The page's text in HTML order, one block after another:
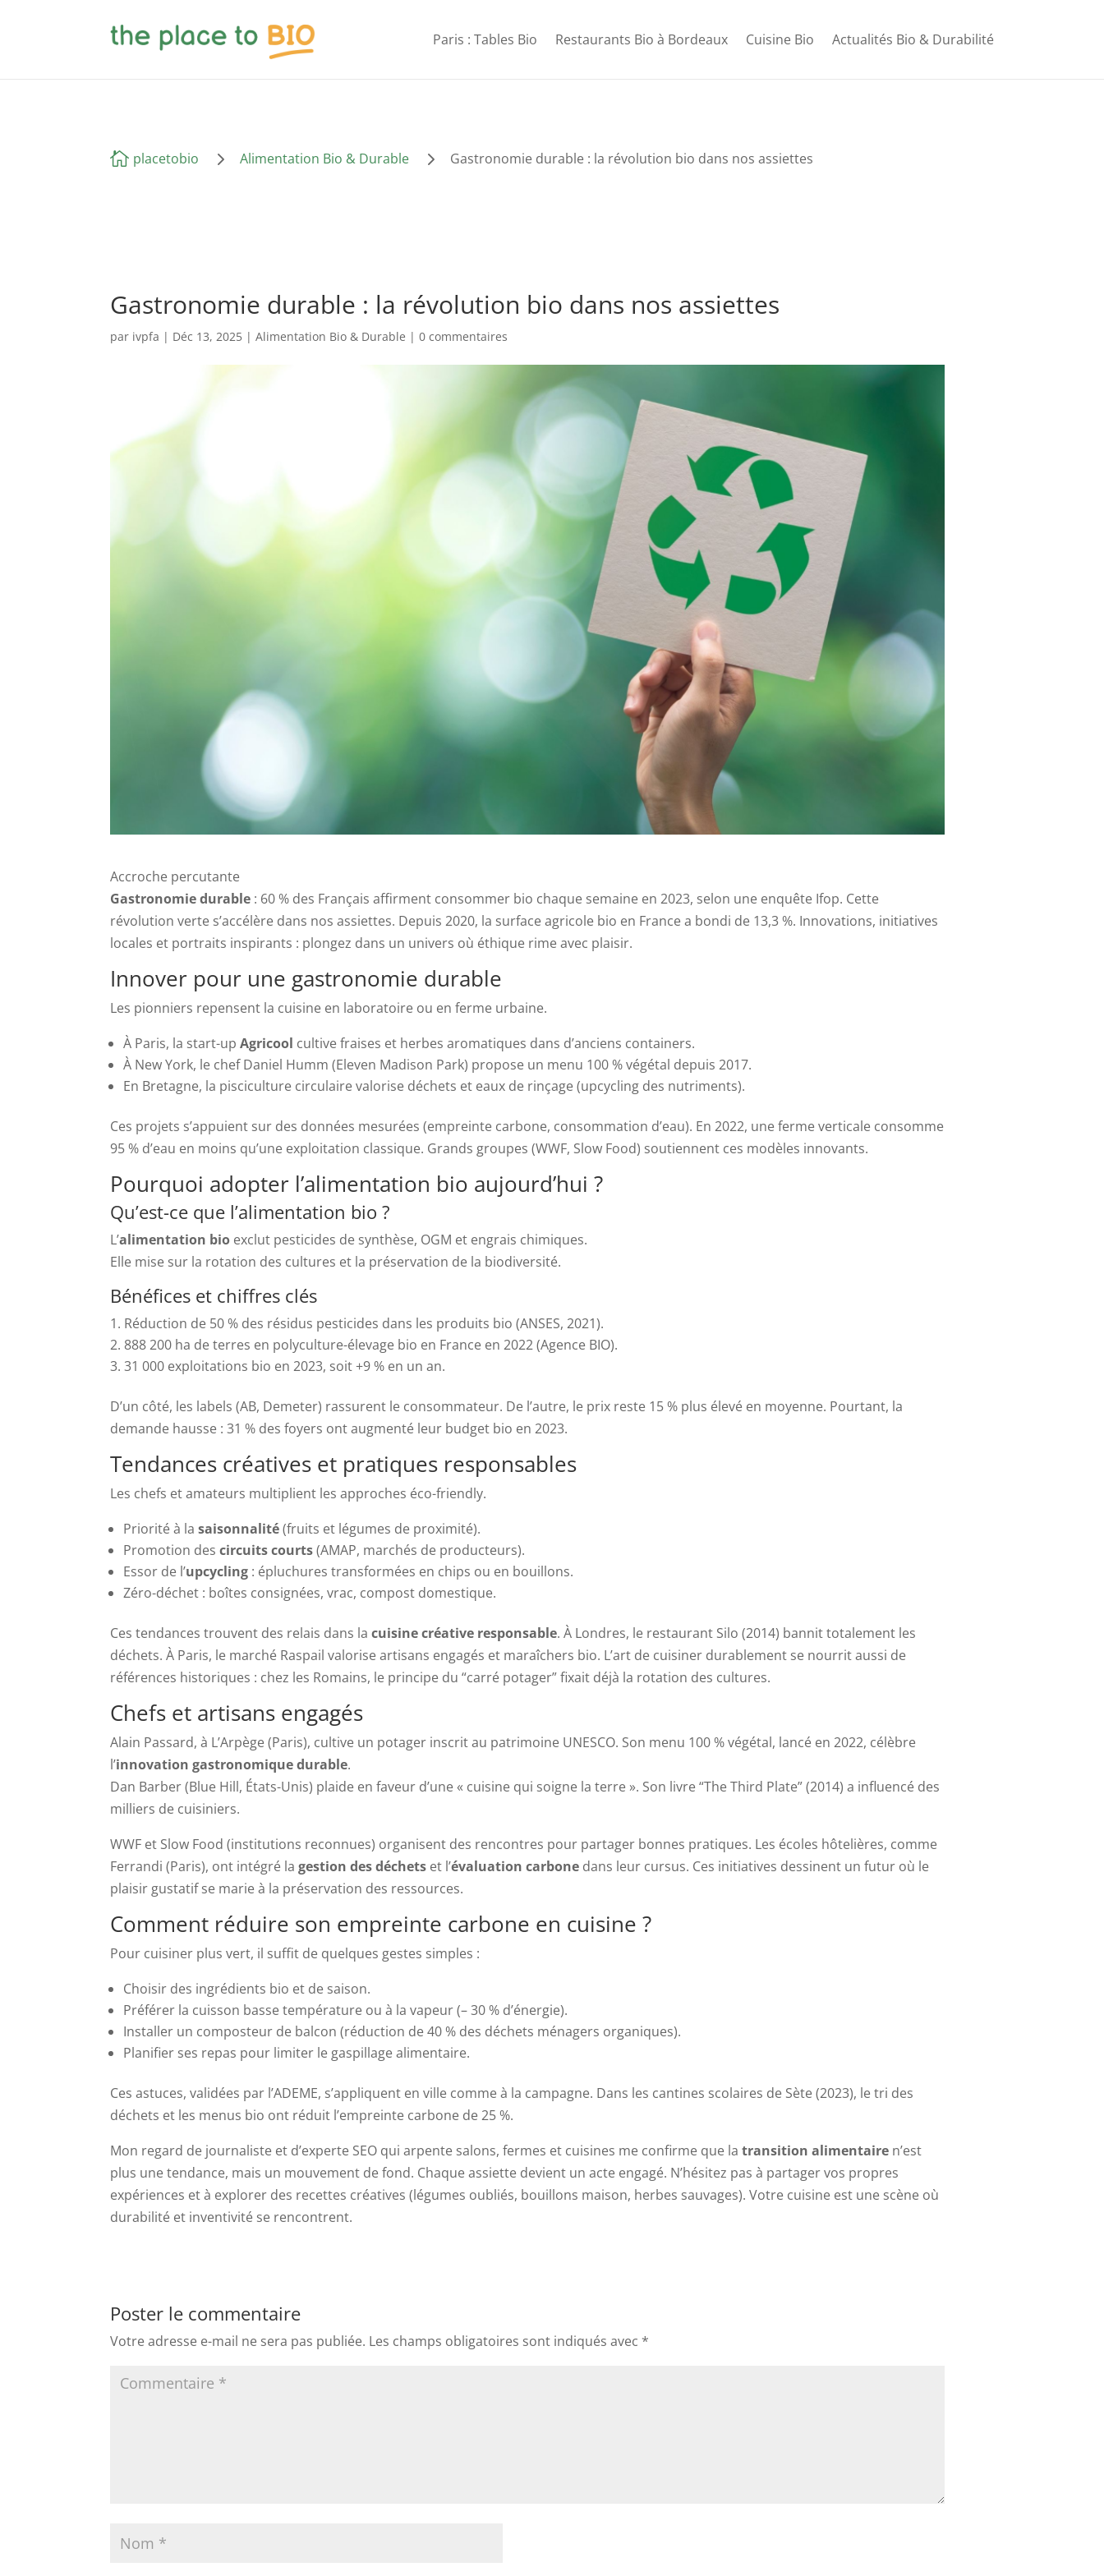
Paris : Tables Bio Restaurants Bio à Bordeaux Cuisine Bio Actualités Bio & Durabilité
 placetobio 5 Alimentation Bio & Durable 5 Gastronomie durable : la révolution bio dans nos assiettes
Gastronomie durable : la révolution bio dans nos assiettes
par ivpfa | Déc 13, 2025 |Alimentation Bio & Durable |0 commentaires
Accroche percutante
Gastronomie durable : 60 % des Français affirment consommer bio chaque semaine en 2023, selon une enquête Ifop. Cette
révolution verte s’accélère dans nos assiettes. Depuis 2020, la surface agricole bio en France a bondi de 13,3 %. Innovations, initiatives
locales et portraits inspirants : plongez dans un univers où éthique rime avec plaisir.
Innover pour une gastronomie durable
Les pionniers repensent la cuisine en laboratoire ou en ferme urbaine.
À Paris, la start-upAgricool cultive fraises et herbes aromatiques dans d’anciens containers.
À New York, le chef Daniel Humm (Eleven Madison Park) propose un menu 100 % végétal depuis 2017.
En Bretagne, la pisciculture circulaire valorise déchets et eaux de rinçage (upcycling des nutriments).
Ces projets s’appuient sur des données mesurées (empreinte carbone, consommation d’eau). En 2022, une ferme verticale consomme
95 % d’eau en moins qu’une exploitation classique. Grands groupes (WWF, Slow Food) soutiennent ces modèles innovants.
Pourquoi adopter l’alimentation bio aujourd’hui ?
Qu’est-ce que l’alimentation bio ?
L’alimentation bio exclut pesticides de synthèse, OGM et engrais chimiques.
Elle mise sur la rotation des cultures et la préservation de la biodiversité.
Bénéfices et chiffres clés
Réduction de 50 % des résidus pesticides dans les produits bio (ANSES, 2021).
888 200 ha de terres en polyculture-élevage bio en France en 2022 (Agence BIO).
31 000 exploitations bio en 2023, soit +9 % en un an.
D’un côté, les labels (AB, Demeter) rassurent le consommateur. De l’autre, le prix reste 15 % plus élevé en moyenne. Pourtant, la
demande hausse : 31 % des foyers ont augmenté leur budget bio en 2023.
Tendances créatives et pratiques responsables
Les chefs et amateurs multiplient les approches éco-friendly.
Priorité à lasaisonnalité(fruits et légumes de proximité).
Promotion descircuits courts(AMAP, marchés de producteurs).
Essor de l’upcycling : épluchures transformées en chips ou en bouillons.
Zéro-déchet : boîtes consignées, vrac, compost domestique.
Ces tendances trouvent des relais dans lacuisine créative responsable. À Londres, le restaurant Silo (2014) bannit totalement les
déchets. À Paris, le marché Raspail valorise artisans engagés et maraîchers bio. L’art de cuisiner durablement se nourrit aussi de
références historiques : chez les Romains, le principe du “carré potager” fixait déjà la rotation des cultures.
Chefs et artisans engagés
Alain Passard, à L’Arpège (Paris), cultive un potager inscrit au patrimoine UNESCO. Son menu 100 % végétal, lancé en 2022, célèbre
l’innovation gastronomique durable.
Dan Barber (Blue Hill, États-Unis) plaide en faveur d’une « cuisine qui soigne la terre ». Son livre “The Third Plate” (2014) a influencé des
milliers de cuisiniers.
WWF et Slow Food (institutions reconnues) organisent des rencontres pour partager bonnes pratiques. Les écoles hôtelières, comme
Ferrandi (Paris), ont intégré lagestion des déchets et l’évaluation carbone dans leur cursus. Ces initiatives dessinent un futur où le
plaisir gustatif se marie à la préservation des ressources.
Comment réduire son empreinte carbone en cuisine ?
Pour cuisiner plus vert, il suffit de quelques gestes simples :
Choisir des ingrédients bio et de saison.
Préférer la cuisson basse température ou à la vapeur (– 30 % d’énergie).
Installer un composteur de balcon (réduction de 40 % des déchets ménagers organiques).
Planifier ses repas pour limiter le gaspillage alimentaire.
Ces astuces, validées par l’ADEME, s’appliquent en ville comme à la campagne. Dans les cantines scolaires de Sète (2023), le tri des
déchets et les menus bio ont réduit l’empreinte carbone de 25 %.
Mon regard de journaliste et d’experte SEO qui arpente salons, fermes et cuisines me confirme que latransition alimentaire n’est
plus une tendance, mais un mouvement de fond. Chaque assiette devient un acte engagé. N’hésitez pas à partager vos propres
expériences et à explorer des recettes créatives (légumes oubliés, bouillons maison, herbes sauvages). Votre cuisine est une scène où
durabilité et inventivité se rencontrent.
Poster le commentaire
Votre adresse e-mail ne sera pas publiée. Les champs obligatoires sont indiqués avec *